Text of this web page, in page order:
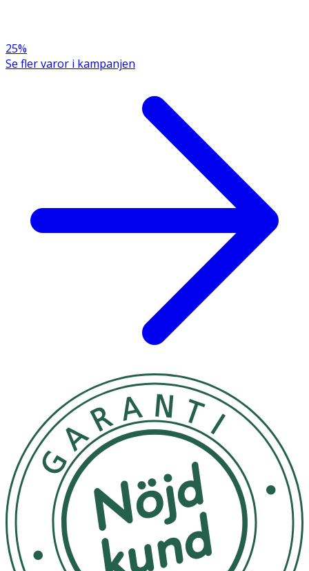
25%
Se fler varor i kampanjen